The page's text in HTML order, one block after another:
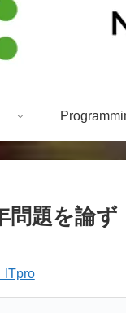
問題を論ず
ITpro